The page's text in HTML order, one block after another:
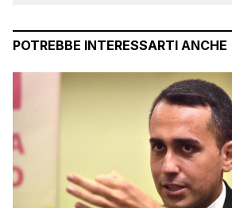
POTREBBE INTERESSARTI ANCHE